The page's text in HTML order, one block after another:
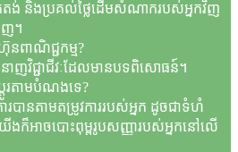
និងប្រគល់ថ្លៃដើមសំណាករបស់អ្នកវិញ
ញ។
នពាណិជ្ជកម្ម?
ញវិជ្ជាជីវៈដែលមានបទពិសោធន៍។
រតាមបំណងទេ?
បានតាមតម្រូវការរបស់អ្នក ដូចជាទំហំ
ងក៏អាចបោះពុម្ពរូបសញ្ញារបស់អ្នកនៅលើ